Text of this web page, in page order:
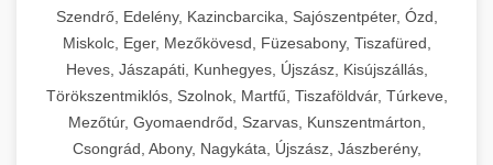
Szendrő, Edelény, Kazincbarcika, Sajószentpéter, Ózd,
Miskolc, Eger, Mezőkövesd, Füzesabony, Tiszafüred,
Heves, Jászapáti, Kunhegyes, Újszász, Kisújszállás,
Törökszentmiklós, Szolnok, Martfű, Tiszaföldvár, Túrkeve,
Mezőtúr, Gyomaendrőd, Szarvas, Kunszentmárton,
Csongrád, Abony, Nagykáta, Újszász, Jászberény,